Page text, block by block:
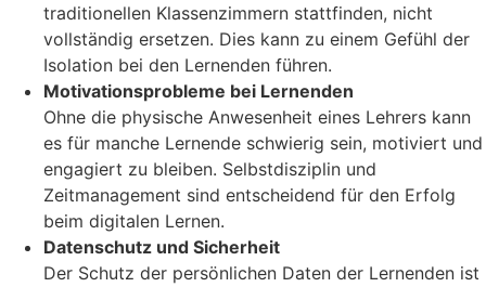
traditionellen Klassenzimmern stattfinden, nicht
vollständig ersetzen. Dies kann zu einem Gefühl der
Isolation bei den Lernenden führen.
Motivationsprobleme bei Lernenden
Ohne die physische Anwesenheit eines Lehrers kann
es für manche Lernende schwierig sein, motiviert und
engagiert zu bleiben. Selbstdisziplin und
Zeitmanagement sind entscheidend für den Erfolg
beim digitalen Lernen.
Datenschutz und Sicherheit
Der Schutz der persönlichen Daten der Lernenden ist